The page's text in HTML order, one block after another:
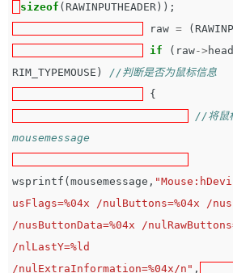
sizeof ( RAWINPUTHEADER ));
raw = (
if
( raw->
RIM_TYPEMOUSE )
//判断是否为鼠标信息
{
//将鼠
mousemessage
wsprintf ( mousemessage ,
usFlags=%04x /nulButtons=%04x /
/nusButtonData=%04x /
/nlLastY=%ld
/nulExtraInformation=%04x/n" ,